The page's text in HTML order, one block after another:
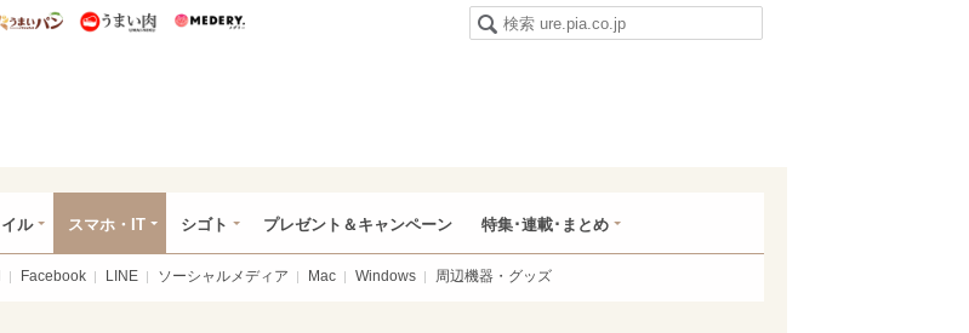
特集
まいめし うまいパン うまい肉
ル スマホ・IT シゴト プレゼント＆キャンペーン 特集･連載･まとめ
Facebook LINE ソーシャルメディア Mac Windows 周辺機器・グッズ